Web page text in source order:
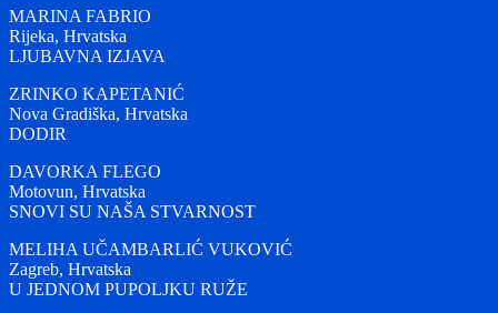
MARINA FABRIO
Rijeka, Hrvatska
LJUBAVNA IZJAVA
ZRINKO KAPETANIĆ
Nova Gradiška, Hrvatska
DODIR
DAVORKA FLEGO
Motovun, Hrvatska
SNOVI SU NAŠA STVARNOST
MELIHA UČAMBARLIĆ VUKOVIĆ
Zagreb, Hrvatska
U JEDNOM PUPOLJKU RUŽE